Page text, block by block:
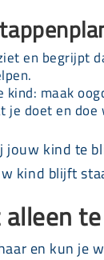
en begrijpt
maak
je doet en doe
kind te
kind blijft
en kun je